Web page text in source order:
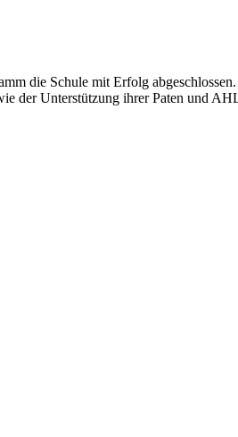
die Schule mit Erfolg
Unterstützung ihrer Paten und